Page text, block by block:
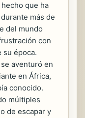
que ha
más de
del mundo
con
su época.
aventuró en
en África,
conocido.
múltiples
de escapar y